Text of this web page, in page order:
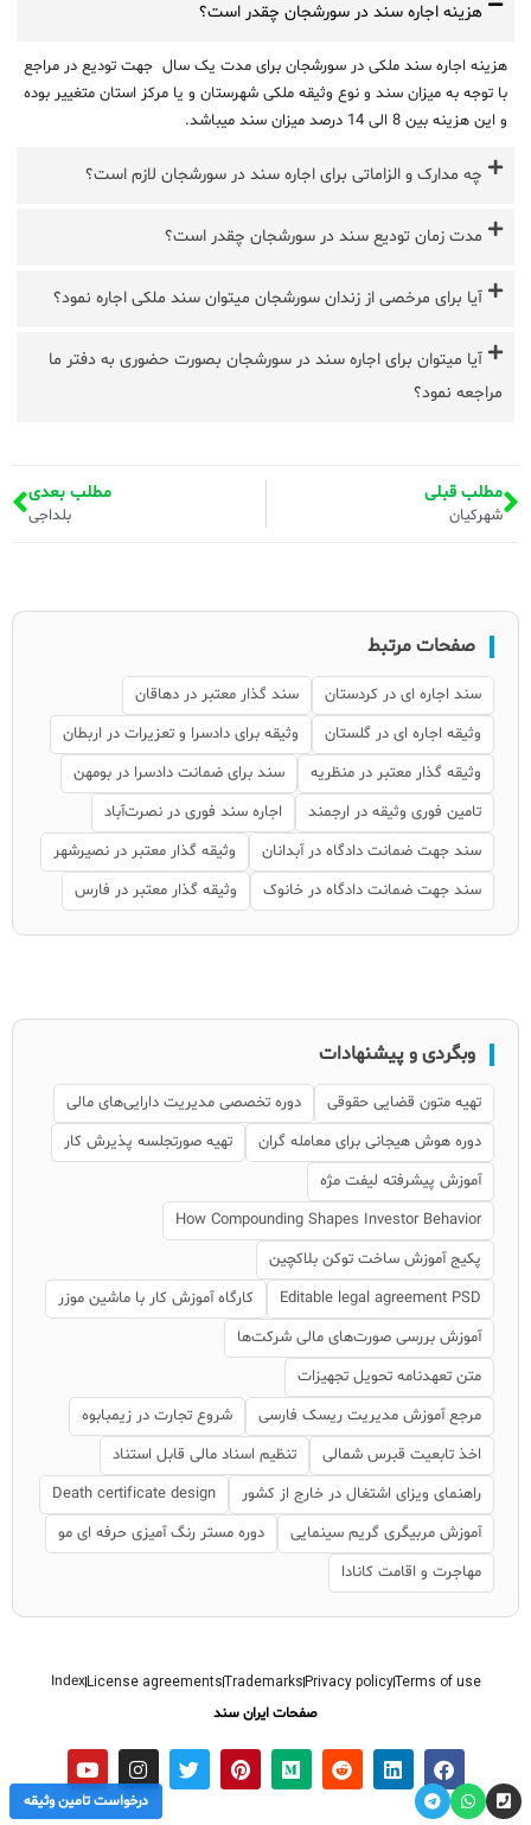
هزینه اجاره سند در سورشجان چقدر است؟
هزینه اجاره سند ملکی در سورشجان برای مدت یک سال جهت تودیع در مراجع
با توجه به میزان سند و نوع وثیقه ملکی شهرستان و یا مرکز استان متغییر بوده
و این هزینه بین 8 الی 14 درصد میزان سند میباشد.
چه مدارک و الزاماتی برای اجاره سند در سورشجان لازم است؟
مدت زمان تودیع سند در سورشجان چقدر است؟
آیا برای مرخصی از زندان سورشجان میتوان سند ملکی اجاره نمود؟
آیا میتوان برای اجاره سند در سورشجان بصورت حضوری به دفتر ما
مراجعه نمود؟
مطلب قبلی
شهرکیان
مطلب بعدی
بلداجی
صفحات مرتبط
سند اجاره ای در کردستان
سند گذار معتبر در دهاقان
وثیقه اجاره ای در گلستان
وثیقه برای دادسرا و تعزیرات در اربطان
وثیقه گذار معتبر در منظریه
سند برای ضمانت دادسرا در بومهن
تامین فوری وثیقه در ارجمند
اجاره سند فوری در نصرت‌آباد
سند جهت ضمانت دادگاه در آبدانان
وثیقه گذار معتبر در نصیرشهر
سند جهت ضمانت دادگاه در خانوک
وثیقه گذار معتبر در فارس
وبگردی و پیشنهادات
تهیه متون قضایی حقوقی
دوره تخصصی مدیریت دارایی‌های مالی
دوره هوش هیجانی برای معامله گران
تهیه صورتجلسه پذیرش کار
آموزش پیشرفته لیفت مژه
How Compounding Shapes Investor Behavior
پکیج آموزش ساخت توکن بلاکچین
Editable legal agreement PSD
کارگاه آموزش کار با ماشین موزر
آموزش بررسی صورت‌های مالی شرکت‌ها
متن تعهدنامه تحویل تجهیزات
مرجع آموزش مدیریت ریسک فارسی
شروع تجارت در زیمبابوه
اخذ تابعیت قبرس شمالی
تنظیم اسناد مالی قابل استناد
راهنمای ویزای اشتغال در خارج از کشور
Death certificate design
آموزش مربیگری گریم سینمایی
دوره مستر رنگ آمیزی حرفه ای مو
مهاجرت و اقامت کانادا
Terms of use
Privacy policy
Trademarks
License agreements
Index
صفحات ایران سند
درخواست تامین وثیقه